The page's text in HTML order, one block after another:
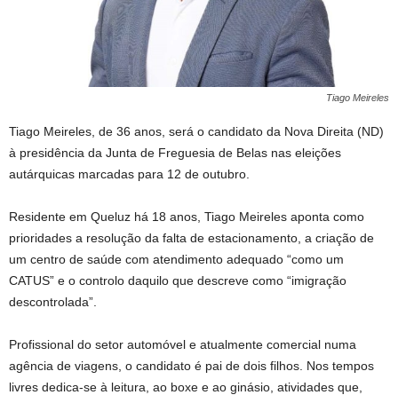
Tiago Meireles
Tiago Meireles, de 36 anos, será o candidato da Nova Direita (ND)
à presidência da Junta de Freguesia de Belas nas eleições
autárquicas marcadas para 12 de outubro.
Residente em Queluz há 18 anos, Tiago Meireles aponta como
prioridades a resolução da falta de estacionamento, a criação de
um centro de saúde com atendimento adequado “como um
CATUS” e o controlo daquilo que descreve como “imigração
descontrolada”.
Profissional do setor automóvel e atualmente comercial numa
agência de viagens, o candidato é pai de dois filhos. Nos tempos
livres dedica-se à leitura, ao boxe e ao ginásio, atividades que,